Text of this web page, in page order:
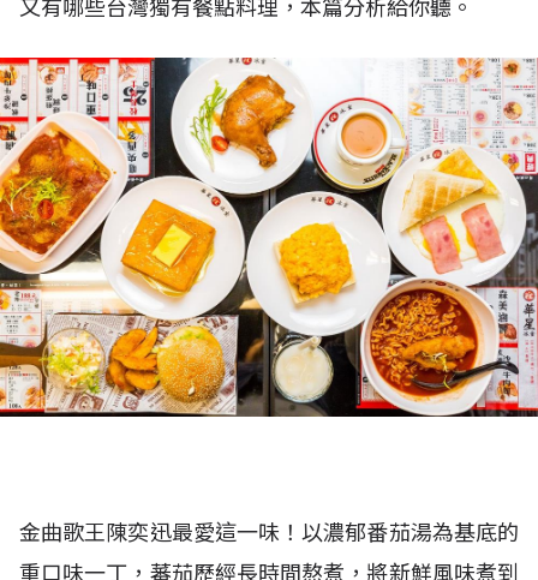
又有哪些台灣獨有餐點料理，本篇分析給你聽。
金曲歌王陳奕迅最愛這一味！以濃郁番茄湯為基底的
重口味一丁，蕃茄歷經長時間熬煮，將新鮮風味煮到